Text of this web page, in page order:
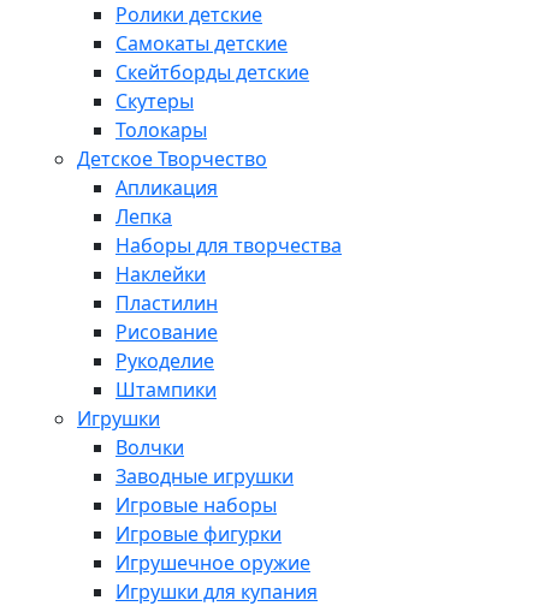
Ролики детские
Самокаты детские
Скейтборды детские
Скутеры
Толокары
Детское Творчество
Апликация
Лепка
Наборы для творчества
Наклейки
Пластилин
Рисование
Рукоделие
Штампики
Игрушки
Волчки
Заводные игрушки
Игровые наборы
Игровые фигурки
Игрушечное оружие
Игрушки для купания